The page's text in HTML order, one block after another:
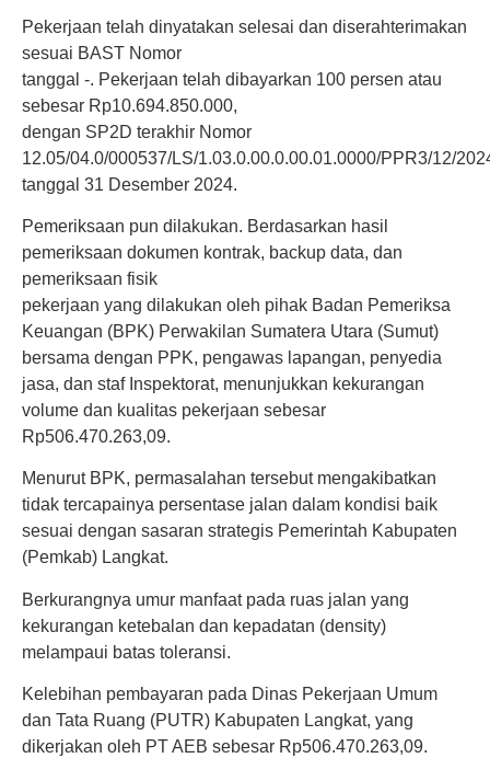
Pekerjaan telah dinyatakan selesai dan diserahterimakan
sesuai BAST Nomor
tanggal -. Pekerjaan telah dibayarkan 100 persen atau
sebesar Rp10.694.850.000,
dengan SP2D terakhir Nomor
12.05/04.0/000537/LS/1.03.0.00.0.00.01.0000/PPR3/12/
tanggal 31 Desember 2024.
Pemeriksaan pun dilakukan. Berdasarkan hasil
pemeriksaan dokumen kontrak, backup data, dan
pemeriksaan fisik
pekerjaan yang dilakukan oleh pihak Badan Pemeriksa
Keuangan (BPK) Perwakilan Sumatera Utara (Sumut)
bersama dengan PPK, pengawas lapangan, penyedia
jasa, dan staf Inspektorat, menunjukkan kekurangan
volume dan kualitas pekerjaan sebesar
Rp506.470.263,09.
Menurut BPK, permasalahan tersebut mengakibatkan
tidak tercapainya persentase jalan dalam kondisi baik
sesuai dengan sasaran strategis Pemerintah Kabupaten
(Pemkab) Langkat.
Berkurangnya umur manfaat pada ruas jalan yang
kekurangan ketebalan dan kepadatan (density)
melampaui batas toleransi.
Kelebihan pembayaran pada Dinas Pekerjaan Umum
dan Tata Ruang (PUTR) Kabupaten Langkat, yang
dikerjakan oleh PT AEB sebesar Rp506.470.263,09.